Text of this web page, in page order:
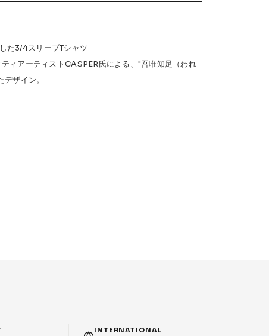
た3/4スリーブTシャツ
ィアーティストCASPER氏による、"吾唯知足（われ
ザイン。
INTERNATIONAL